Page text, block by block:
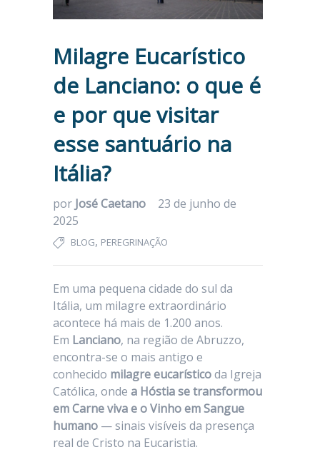
Milagre Eucarístico
de Lanciano: o que é
e por que visitar
esse santuário na
Itália?
por José Caetano
23 de junho de
2025
BLOG, PEREGRINAÇÃO
Em uma pequena cidade do sul da
Itália, um milagre extraordinário
acontece há mais de 1.200 anos.
Em Lanciano, na região de Abruzzo,
encontra-se o mais antigo e
conhecido milagre eucarísticoda Igreja
Católica, onde a Hóstia se transformou
em Carne viva e o Vinho em Sangue
humano — sinais visíveis da presença
real de Cristo na Eucaristia.